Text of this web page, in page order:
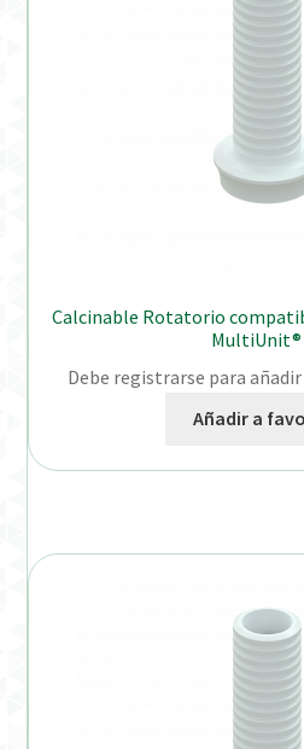
Calcinable Rotatorio
MultiUnit®
Debe registrarse para
Añadir a